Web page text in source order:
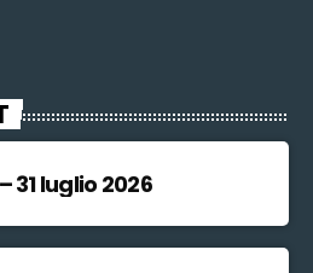
31 luglio 2026